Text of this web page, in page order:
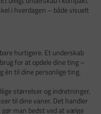
i hverdagen – både visuelt
hurtigere. Et underskab
for at opdele dine ting –
én til dine personlige ting.
størrelser og indretninger,
til dine vaner. Det handler
man bedst ved at vælge